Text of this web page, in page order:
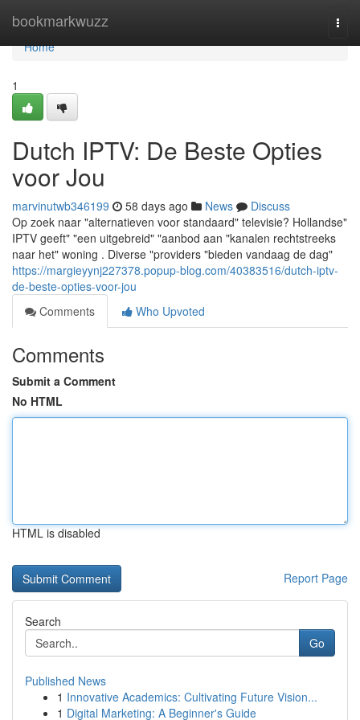
bookmarkwuzz
Home
Home
1
Dutch IPTV: De Beste Opties
voor Jou
marvinutwb346199 58 days ago News
Discuss
Op zoek naar "alternatieven voor standaard" televisie? Hollandse"
IPTV geeft" "een uitgebreid" "aanbod aan "kanalen rechtstreeks
naar het" woning . Diverse "providers "bieden vandaag de dag"
https://margieyynj227378.popup-blog.com/40383516/dutch-iptv-
de-beste-opties-voor-jou
Comments
Who Upvoted
Comments
Submit a Comment
No HTML
HTML is disabled
Report Page
Search
Go
Published News
1 Innovative Academics: Cultivating Future Vision...
1 Digital Marketing: A Beginner's Guide